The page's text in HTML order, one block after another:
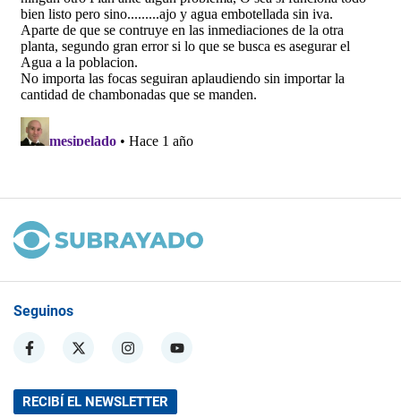
Seguinos
RECIBÍ EL NEWSLETTER